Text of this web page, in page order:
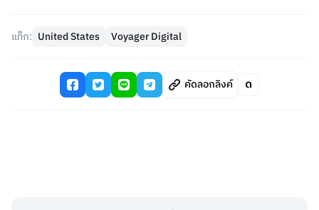
แท็ก: United States Voyager Digital
คัดลอกลิงค์